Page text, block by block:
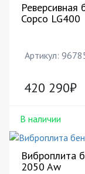
Реверсивная
Copco LG400
Артикул:
420 290₽
В наличии
Виброплита
2050 Aw